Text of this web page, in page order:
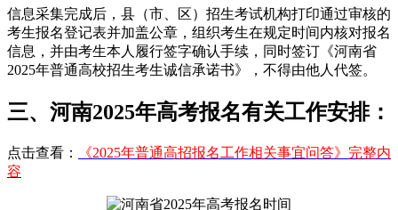
信息采集完成后，县（市、区）招生考试机构打印通过审核的
考生报名登记表并加盖公章，组织考生在规定时间内核对报名
信息，并由考生本人履行签字确认手续，同时签订《河南省
2025年普通高校招生考生诚信承诺书》，不得由他人代签。
三、河南2025年高考报名有关工作安排：
点击查看：
《2025年普通高招报名工作相关事宜问答》完整内
容